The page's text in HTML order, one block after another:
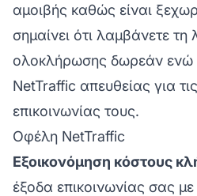
αμοιβής καθώς είναι
σημαίνει ότι λαμβάνετε τη
ολοκλήρωσης δωρεάν ενώ
NetTraffic απευθείας για
επικοινωνίας τους.
Οφέλη NetTraffic
Εξοικονόμηση κόστους
έξοδα επικοινωνίας σας με